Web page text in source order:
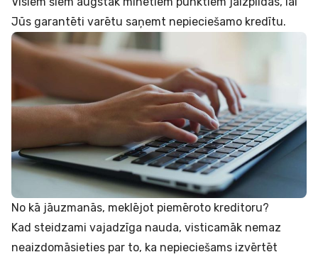
Jūs garantēti varētu saņemt nepieciešamo kredītu.
No kā jāuzmanās, meklējot piemēroto kreditoru?
Kad steidzami vajadzīga nauda, visticamāk nemaz
neaizdomāsieties par to, ka nepieciešams izvērtēt